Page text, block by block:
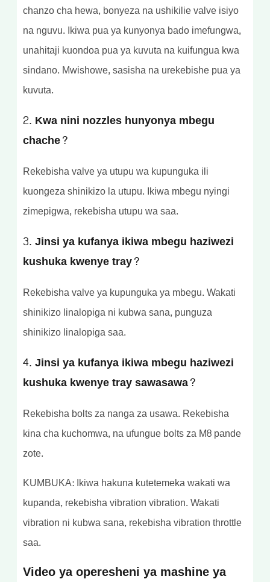
chanzo cha hewa, bonyeza na ushikilie valve isiyo
na nguvu. Ikiwa pua ya kunyonya bado imefungwa,
unahitaji kuondoa pua ya kuvuta na kuifungua kwa
sindano. Mwishowe, sasisha na urekebishe pua ya
kuvuta.
2. Kwa nini nozzles hunyonya mbegu
chache?
Rekebisha valve ya utupu wa kupunguka ili
kuongeza shinikizo la utupu. Ikiwa mbegu nyingi
zimepigwa, rekebisha utupu wa saa.
3. Jinsi ya kufanya ikiwa mbegu haziwezi
kushuka kwenye tray?
Rekebisha valve ya kupunguka ya mbegu. Wakati
shinikizo linalopiga ni kubwa sana, punguza
shinikizo linalopiga saa.
4. Jinsi ya kufanya ikiwa mbegu haziwezi
kushuka kwenye tray sawasawa?
Rekebisha bolts za nanga za usawa. Rekebisha
kina cha kuchomwa, na ufungue bolts za M8 pande
zote.
KUMBUKA: Ikiwa hakuna kutetemeka wakati wa
kupanda, rekebisha vibration vibration. Wakati
vibration ni kubwa sana, rekebisha vibration throttle
saa.
Video ya operesheni ya mashine ya